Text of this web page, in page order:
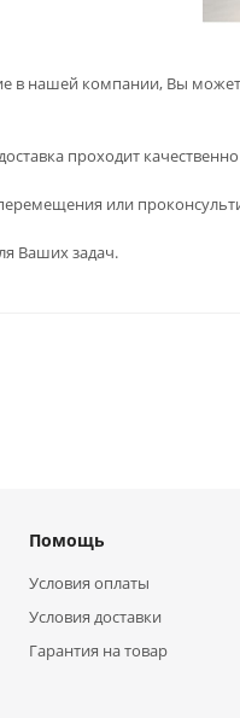
в нашей компании, Вы
проходит
или
Ваших задач.
Помощь
Условия оплаты
Условия доставки
Гарантия на товар